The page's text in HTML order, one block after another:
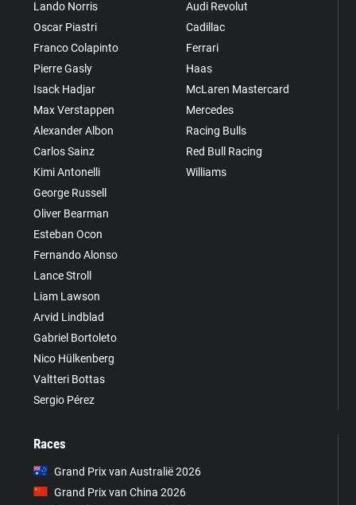
Lando Norris
Oscar Piastri
Franco Colapinto
Pierre Gasly
Isack Hadjar
Max Verstappen
Alexander Albon
Carlos Sainz
Kimi Antonelli
George Russell
Oliver Bearman
Esteban Ocon
Fernando Alonso
Lance Stroll
Liam Lawson
Arvid Lindblad
Gabriel Bortoleto
Nico Hülkenberg
Valtteri Bottas
Sergio Pérez
Audi Revolut
Cadillac
Ferrari
Haas
McLaren Mastercard
Mercedes
Racing Bulls
Red Bull Racing
Williams
Races
Grand Prix van Australië 2026
Grand Prix van China 2026